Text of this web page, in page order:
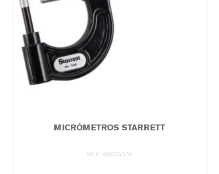
MICRÓMETROS STARRETT
NO CLASIFICADOS